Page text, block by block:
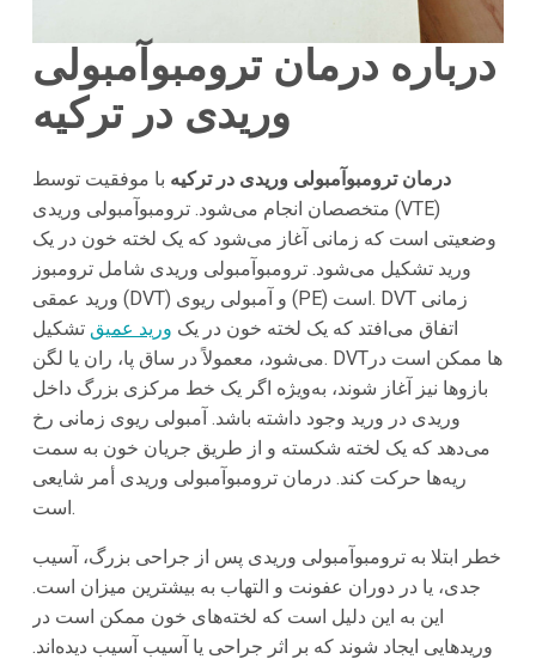
درباره درمان ترومبوآمبولی
وریدی در ترکیه
درمان ترومبوآمبولی وریدی در ترکیه با موفقیت توسط
متخصصان انجام می‌شود. ترومبوآمبولی وریدی (VTE)
وضعیتی است که زمانی آغاز می‌شود که یک لخته خون در یک
ورید تشکیل می‌شود. ترومبوآمبولی وریدی شامل ترومبوز
ورید عمقی (DVT) و آمبولی ریوی (PE) است. DVT زمانی
اتفاق می‌افتد که یک لخته خون در یک ورید عمیق تشکیل
می‌شود، معمولاً در ساق پا، ران یا لگن. DVTها ممکن است در
بازوها نیز آغاز شوند، به‌ویژه اگر یک خط مرکزی بزرگ داخل
وریدی در ورید وجود داشته باشد. آمبولی ریوی زمانی رخ
می‌دهد که یک لخته شکسته و از طریق جریان خون به سمت
ریه‌ها حرکت کند. درمان ترومبوآمبولی وریدی أمر شایعی
است.
خطر ابتلا به ترومبوآمبولی وریدی پس از جراحی بزرگ، آسیب
جدی، یا در دوران عفونت و التهاب به بیشترین میزان است.
این به این دلیل است که لخته‌های خون ممکن است در
وریدهایی ایجاد شوند که بر اثر جراحی یا آسیب آسیب دیده‌اند.